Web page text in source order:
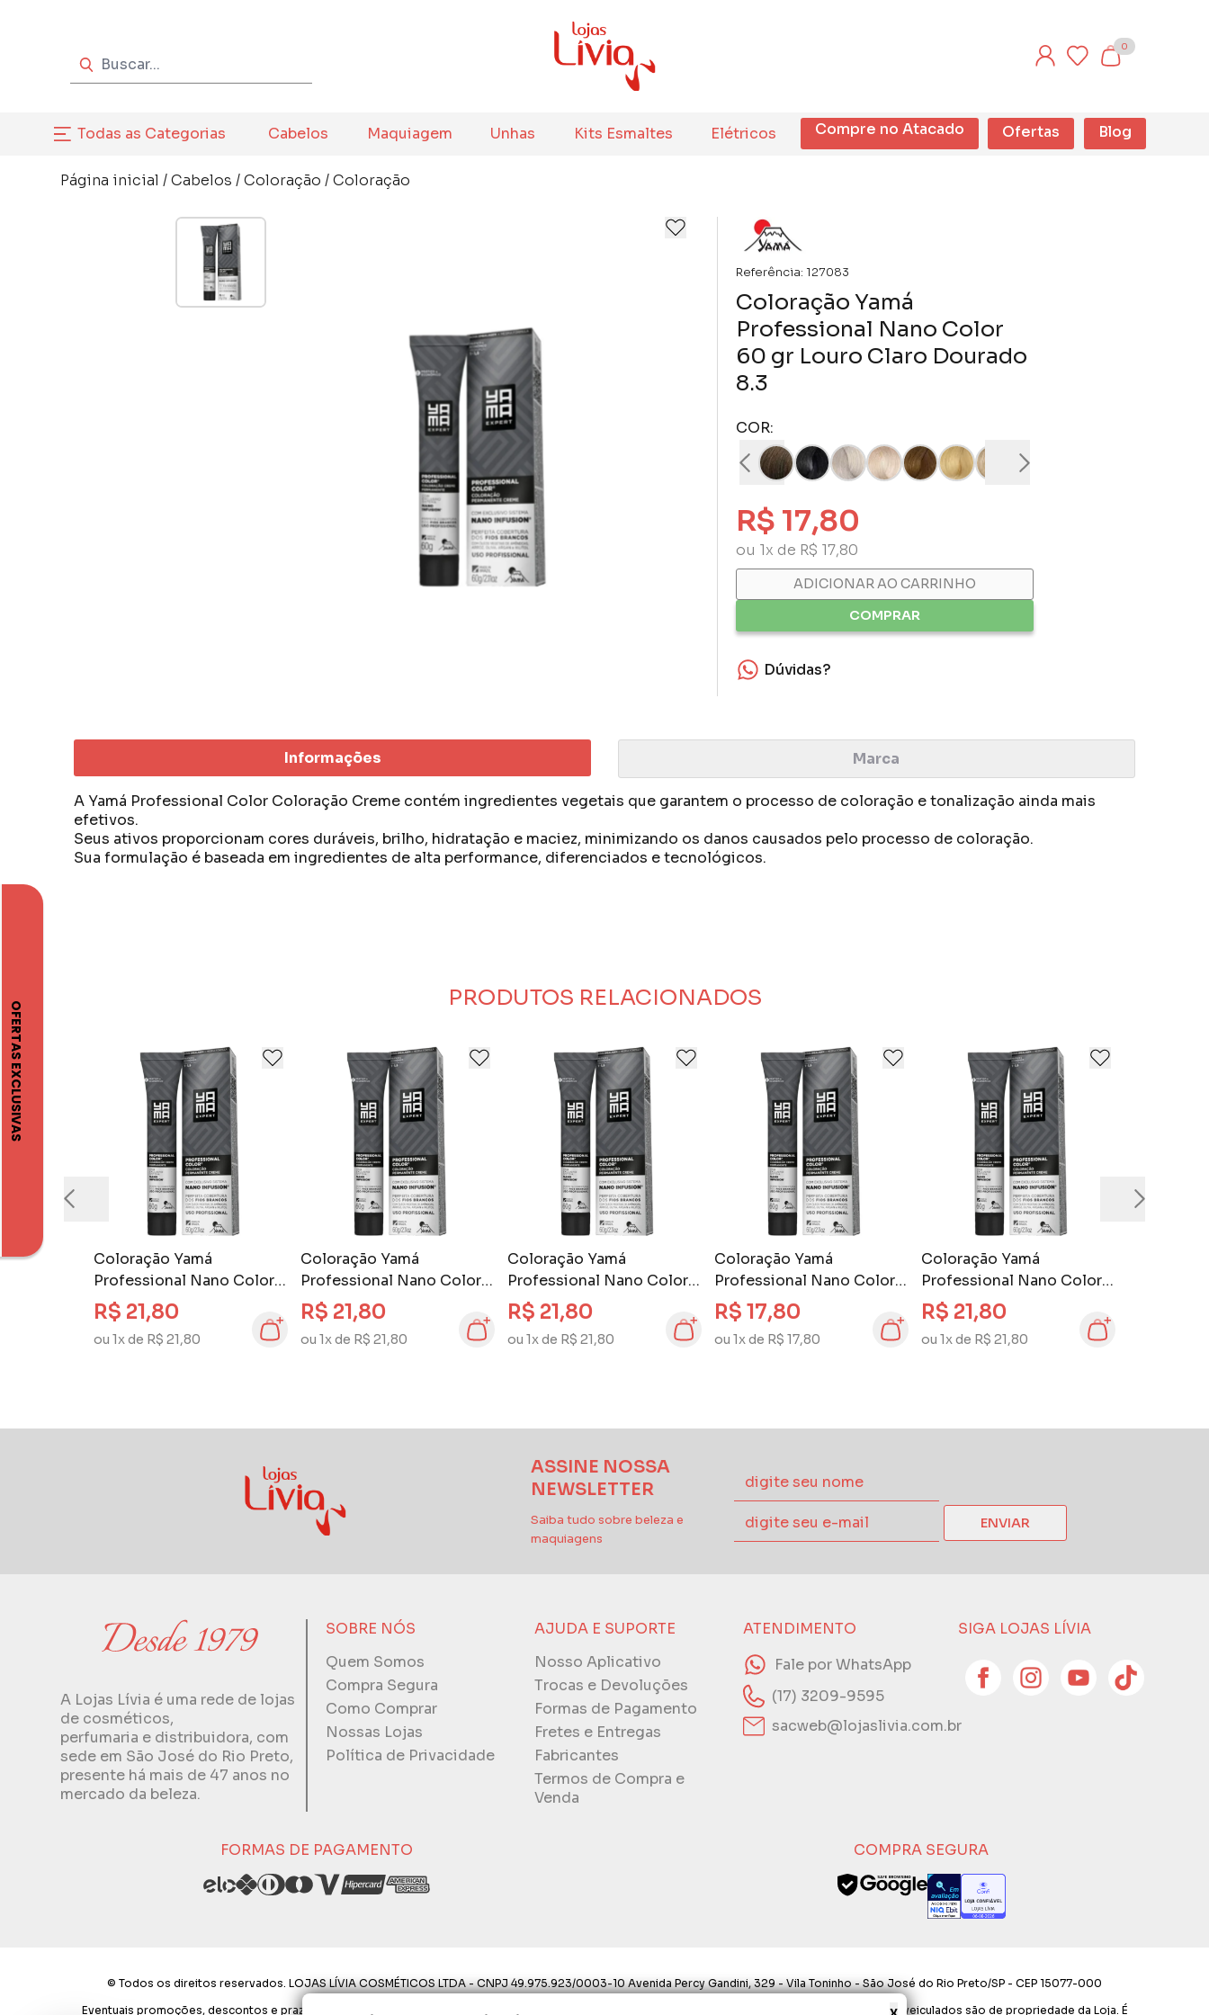
0
Todas as Categorias Cabelos Maquiagem Unhas Kits Esmaltes Elétricos Compre no Atacado Ofertas Blog
Página inicial /Cabelos /Coloração /Coloração
Referência: 127083
Coloração Yamá
Professional Nano Color
60 gr Louro Claro Dourado
8.3
COR:
R$ 17,80
ou 1x de R$ 17,80
ADICIONAR AO CARRINHO
COMPRAR
Dúvidas?
Informações Marca
A Yamá Professional Color Coloração Creme contém ingredientes vegetais que garantem o processo de coloração e tonalização ainda mais
efetivos.
Seus ativos proporcionam cores duráveis, brilho, hidratação e maciez, minimizando os danos causados pelo processo de coloração.
Sua formulação é baseada em ingredientes de alta performance, diferenciados e tecnológicos.
PRODUTOS RELACIONADOS
Coloração Yamá
Professional Nano Color
60 gr Louro Claro
Dourado Acinzentado 8.31
R$ 21,80
ou 1x de R$ 21,80
Coloração Yamá
Professional Nano Color
60 gr Louro Claro 8.0
R$ 21,80
ou 1x de R$ 21,80
Coloração Yamá
Professional Nano Color
60 gr Louro Claro 8.26
R$ 21,80
ou 1x de R$ 21,80
Coloração Yamá
Professional Nano Color
60 gr Louro Claro
Acinzentado 8.1
R$ 17,80
ou 1x de R$ 17,80
Coloração Yamá
Professional Nano Color
60 gr Louro Claro
Acobreado 8.4
R$ 21,80
ou 1x de R$ 21,80
ASSINE NOSSA
NEWSLETTER
Saiba tudo sobre beleza e
maquiagens
ENVIAR
A Lojas Lívia é uma rede de lojas
de cosméticos,
perfumaria e distribuidora, com
sede em São José do Rio Preto,
presente há mais de 47 anos no
mercado da beleza.
SOBRE NÓS
Quem Somos
Compra Segura
Como Comprar
Nossas Lojas
Política de Privacidade
AJUDA E SUPORTE
Nosso Aplicativo
Trocas e Devoluções
Formas de Pagamento
Fretes e Entregas
Fabricantes
Termos de Compra e
Venda
ATENDIMENTO
Fale por WhatsApp
(17) 3209-9595
sacweb@lojaslivia.com.br
SIGA LOJAS LÍVIA
FORMAS DE PAGAMENTO COMPRA SEGURA
© Todos os direitos reservados. LOJAS LÍVIA COSMÉTICOS LTDA - CNPJ 49.975.923/0003-10 Avenida Percy Gandini, 329 - Vila Toninho - São José do Rio Preto/SP - CEP 15077-000
Eventuais promoções, descontos e prazos de pagamento expostos aqui são válidos apenas para compras via internet. As fotos, textos e layout aqui veiculados são de propriedade da Loja. É